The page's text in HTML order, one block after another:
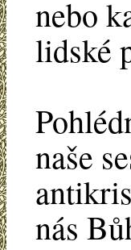
nebo
lidské
naše
nás